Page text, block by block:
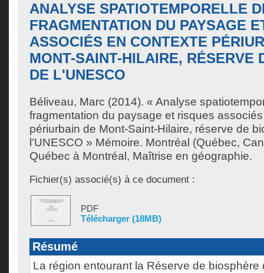
ANALYSE SPATIOTEMPORELLE
FRAGMENTATION DU PAYSAGE
ASSOCIÉS EN CONTEXTE
MONT-SAINT-HILAIRE, RÉSERVE
DE L'UNESCO
Béliveau, Marc (2014). « Analyse
fragmentation du paysage et risques
périurbain de Mont-Saint-Hilaire, réserve de
l'UNESCO » Mémoire. Montréal (Québec,
Québec à Montréal, Maîtrise en géographie.
Fichier(s) associé(s) à ce document :
PDF
Télécharger (18MB)
Résumé
La région entourant la Réserve de biosphère